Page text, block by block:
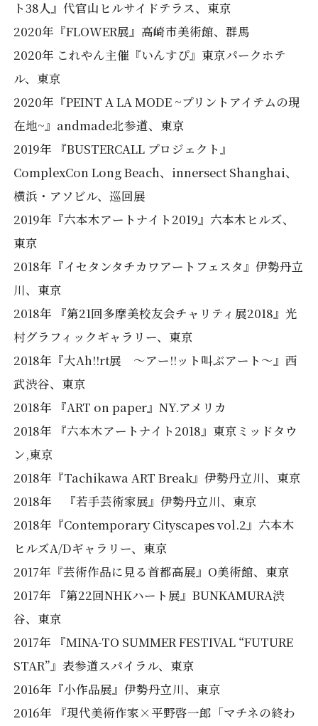
ト38人』代官山ヒルサイドテラス、東京
2020年『FLOWER展』高崎市美術館、群馬
2020年 これやん主催『いんすぴ』東京パークホテ
ル、東京
2020年『PEINT A LA MODE ~プリントアイテムの現
在地~』andmade北参道、東京
2019年 『BUSTERCALL プロジェクト』
ComplexCon Long Beach、innersect Shanghai、
横浜・アソビル、巡回展
2019年『六本木アートナイト2019』六本木ヒルズ、
東京
2018年『イセタンタチカワアートフェスタ』伊勢丹立
川、東京
2018年 『第21回多摩美校友会チャリティ展2018』光
村グラフィックギャラリー、東京
2018年『大Ah!!rt展 ～アー!!ット叫ぶアート～』西
武渋谷、東京
2018年 『ART on paper』NY.アメリカ
2018年 『六本木アートナイト2018』東京ミッドタウ
ン,東京
2018年『Tachikawa ART Break』伊勢丹立川、東京
2018年 『若手芸術家展』伊勢丹立川、東京
2018年『Contemporary Cityscapes vol.2』六本木
ヒルズA/Dギャラリー、東京
2017年『芸術作品に見る首都高展』O美術館、東京
2017年 『第22回NHKハート展』BUNKAMURA渋
谷、東京
2017年 『MINA-TO SUMMER FESTIVAL “FUTURE
STAR”』表参道スパイラル、東京
2016年『小作品展』伊勢丹立川、東京
2016年 『現代美術作家×平野啓一郎「マチネの終わ